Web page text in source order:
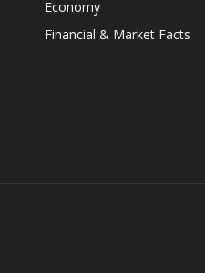
Economy
Financial & Market Facts